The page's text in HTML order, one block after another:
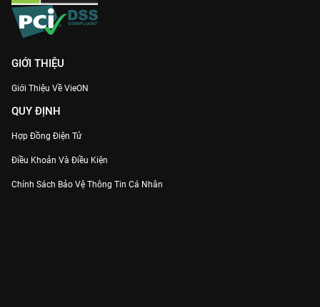
GIỚI THIỆU
Giới Thiệu Về VieON
QUY ĐỊNH
Hợp Đồng Điện Tử
Điều Khoản Và Điều Kiện
Chính Sách Bảo Vệ Thông Tin Cá Nhân